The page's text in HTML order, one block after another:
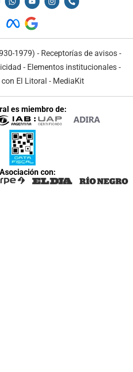
1979) - Receptorías de avisos -
- Elementos institucionales -
El Litoral - MediaKit
es miembro de:
con: